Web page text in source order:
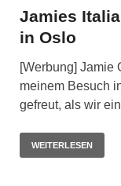
Jamies
in Oslo
[Werbung] Jamie
meinem Besuch
gefreut, als wir
WEITERLESEN